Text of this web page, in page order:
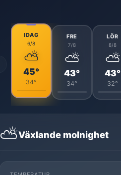
IDAG
6/8
⛅
45°
34°
FRE
7/8
⛅
43°
34°
LÖR
8/8
⛅
43°
32°
⛅Växlande molnighet